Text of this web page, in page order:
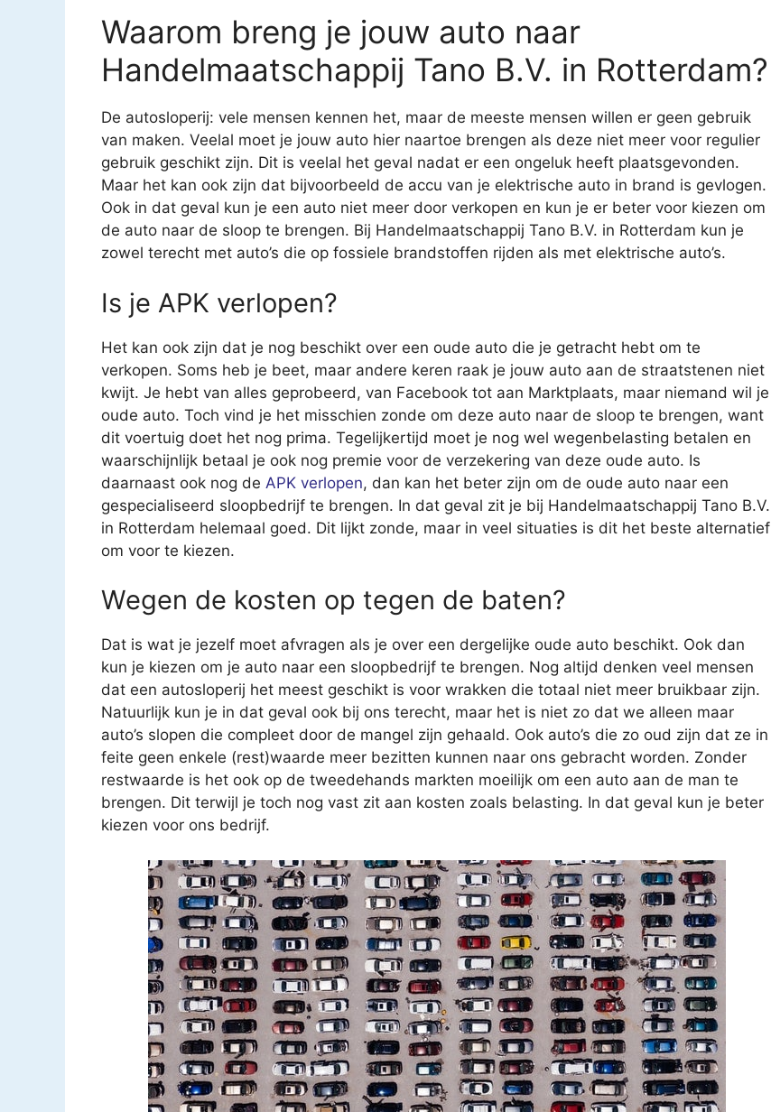
Waarom breng je jouw auto naar
Handelmaatschappij Tano B.V. in Rotterdam?
De autosloperij: vele mensen kennen het, maar de meeste mensen willen er geen gebruik
van maken. Veelal moet je jouw auto hier naartoe brengen als deze niet meer voor regulier
gebruik geschikt zijn. Dit is veelal het geval nadat er een ongeluk heeft plaatsgevonden.
Maar het kan ook zijn dat bijvoorbeeld de accu van je elektrische auto in brand is gevlogen.
Ook in dat geval kun je een auto niet meer door verkopen en kun je er beter voor kiezen om
de auto naar de sloop te brengen. Bij Handelmaatschappij Tano B.V. in Rotterdam kun je
zowel terecht met auto’s die op fossiele brandstoffen rijden als met elektrische auto’s.
Is je APK verlopen?
Het kan ook zijn dat je nog beschikt over een oude auto die je getracht hebt om te
verkopen. Soms heb je beet, maar andere keren raak je jouw auto aan de straatstenen niet
kwijt. Je hebt van alles geprobeerd, van Facebook tot aan Marktplaats, maar niemand wil je
oude auto. Toch vind je het misschien zonde om deze auto naar de sloop te brengen, want
dit voertuig doet het nog prima. Tegelijkertijd moet je nog wel wegenbelasting betalen en
waarschijnlijk betaal je ook nog premie voor de verzekering van deze oude auto. Is
daarnaast ook nog de APK verlopen, dan kan het beter zijn om de oude auto naar een
gespecialiseerd sloopbedrijf te brengen. In dat geval zit je bij Handelmaatschappij Tano B.V.
in Rotterdam helemaal goed. Dit lijkt zonde, maar in veel situaties is dit het beste alternatief
om voor te kiezen.
Wegen de kosten op tegen de baten?
Dat is wat je jezelf moet afvragen als je over een dergelijke oude auto beschikt. Ook dan
kun je kiezen om je auto naar een sloopbedrijf te brengen. Nog altijd denken veel mensen
dat een autosloperij het meest geschikt is voor wrakken die totaal niet meer bruikbaar zijn.
Natuurlijk kun je in dat geval ook bij ons terecht, maar het is niet zo dat we alleen maar
auto’s slopen die compleet door de mangel zijn gehaald. Ook auto’s die zo oud zijn dat ze in
feite geen enkele (rest)waarde meer bezitten kunnen naar ons gebracht worden. Zonder
restwaarde is het ook op de tweedehands markten moeilijk om een auto aan de man te
brengen. Dit terwijl je toch nog vast zit aan kosten zoals belasting. In dat geval kun je beter
kiezen voor ons bedrijf.